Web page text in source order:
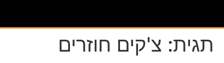
תגית: צ'קים חוזרים